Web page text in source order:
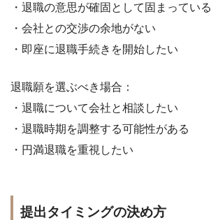
・退職の意思が確固として固まっている
・会社との交渉の余地がない
・即座に退職手続きを開始したい
退職願を選ぶべき場合：
・退職について会社と相談したい
・退職時期を調整する可能性がある
・円満退職を重視したい
提出タイミングの決め方